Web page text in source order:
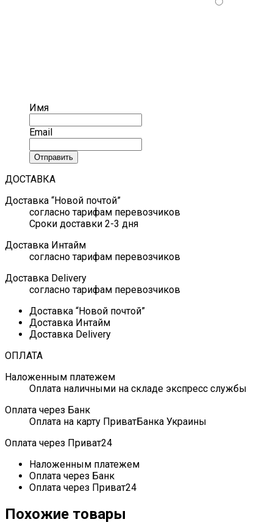
Имя
Email
Отправить
ДОСТАВКА
Доставка “Новой почтой”
согласно тарифам перевозчиков
Сроки доставки 2-3 дня
Доставка Интайм
согласно тарифам перевозчиков
Доставка Delivery
согласно тарифам перевозчиков
Доставка “Новой почтой”
Доставка Интайм
Доставка Delivery
ОПЛАТА
Наложенным платежем
Оплата наличными на складе экспресс службы
Оплата через Банк
Оплата на карту ПриватБанка Украины
Оплата через Приват24
Наложенным платежем
Оплата через Банк
Оплата через Приват24
Похожие товары